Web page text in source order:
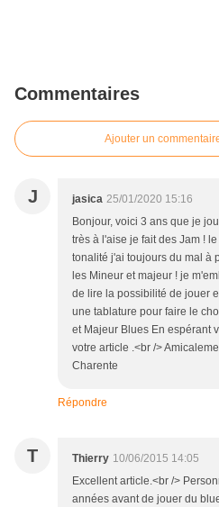
Commentaires
Ajouter un
J jasica 25/01/2020 15:16
Bonjour, voici 3 ans que je
très à l'aise je fait des Jam !
tonalité j'ai toujours du mal à
les Mineur et majeur ! je
de lire la possibilité de jouer
une tablature pour faire le
et Majeur Blues En espérant
votre article .<br />
Charente
Répondre
T Thierry 10/06/2015 14:05
Excellent article.<br />
années avant de jouer du